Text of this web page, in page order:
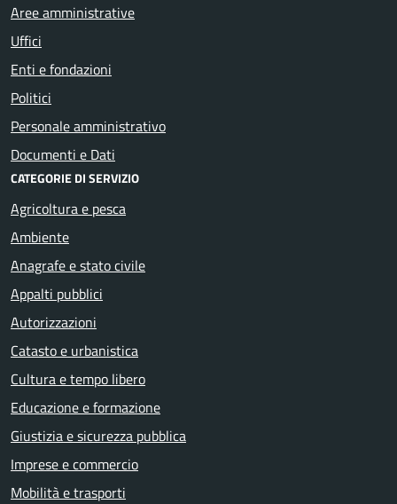
Aree amministrative
Uffici
Enti e fondazioni
Politici
Personale amministrativo
Documenti e Dati
CATEGORIE DI SERVIZIO
Agricoltura e pesca
Ambiente
Anagrafe e stato civile
Appalti pubblici
Autorizzazioni
Catasto e urbanistica
Cultura e tempo libero
Educazione e formazione
Giustizia e sicurezza pubblica
Imprese e commercio
Mobilità e trasporti